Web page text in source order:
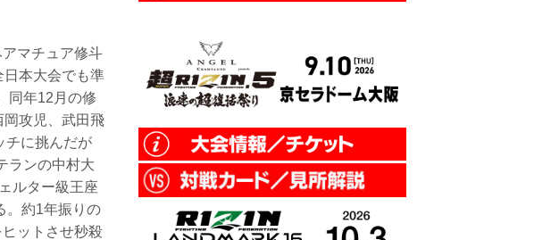
マチュア修斗
本大会でも準
同年12月の修
攻児、武田飛
チに挑んだが
ランの中村大
ルター級王座
。約1年振りの
ットさせ秒殺